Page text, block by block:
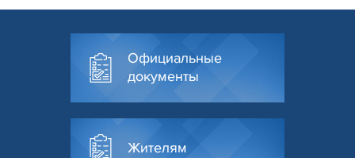
Официальные
документы
Жителям